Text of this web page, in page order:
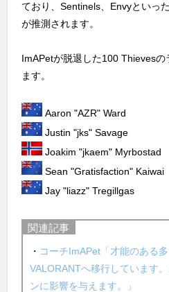
ており、Sentinels、Envyといっ
が推測されます。
ImAPetが脱退した100 Thievesの
ます。
Aaron "AZR" Ward
Justin "jks" Savage
Joakim "jkaem" Myrbostad
Sean "Gratisfaction" Kaiwai
Jay "liazz" Tregillgas
関連記事
・ コーチImAPet「才能のある
VALORANTへ移行しています
ンに影響を与えます。」